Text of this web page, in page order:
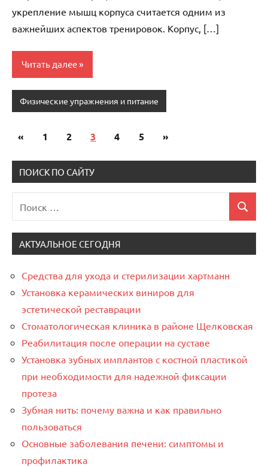
укрепление мышц корпуса считается одним из
важнейших аспектов тренировок. Корпус, […]
Читать далее
Физические упражнения и питание
записей
« Предыдущие
1 2 3 4 5
Следующие
»
ПОИСК ПО САЙТУ
для:
Поиск
АКТУАЛЬНОЕ СЕГОДНЯ
Средства для ухода и стерилизации хартманн
Установка керамических виниров для
эстетической реставрации
Стоматологическая клиника в районе Щелковская
Реабилитация после операции на суставе
Установка зубных имплантов с костной пластикой
при необходимости для надежной фиксации
протеза
Зубная нить: почему важна и как правильно
пользоваться
Основные заболевания печени: симптомы и
профилактика